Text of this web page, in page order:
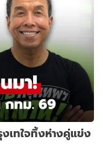
เทใจทิ้งห่างคู่แข่ง